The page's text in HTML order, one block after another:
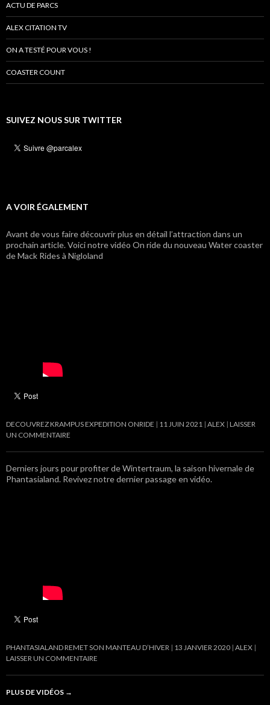
ACTU DE PARCS
ALEX CITATION TV
ON A TESTÉ POUR VOUS !
COASTER COUNT
SUIVEZ NOUS SUR TWITTER
A VOIR ÉGALEMENT
Avant de vous faire découvrir plus en détail l’attraction dans un
prochain article. Voici notre vidéo On ride du nouveau Water coaster
de Mack Rides à Nigloland
DECOUVREZ KRAMPUS EXPEDITION ONRIDE 11 JUIN 2021 ALEX LAISSER
UN COMMENTAIRE
Derniers jours pour profiter de Wintertraum, la saison hivernale de
Phantasialand. Revivez notre dernier passage en vidéo.
PHANTASIALAND REMET SON MANTEAU D’HIVER 13 JANVIER 2020 ALEX
LAISSER UN COMMENTAIRE
PLUS DE VIDÉOS →